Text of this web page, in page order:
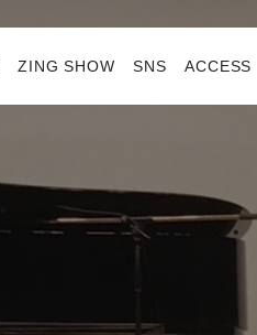
ZING SHOW SNS ACCESS